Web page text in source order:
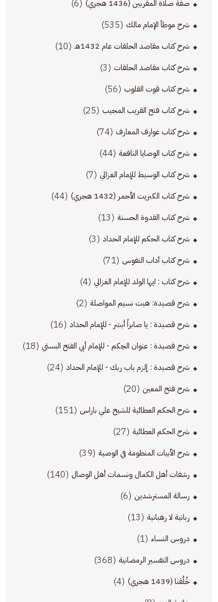
صفة صلاة المقربين (1436 هجري) (6)
شرح موطأ الإمام مالك (535)
شرح كتاب مقاصد الحلقات عام 1432هـ (10)
شرح كتاب مقاصد الحلقات (3)
شرح كتاب قوت القلوب (56)
شرح كتاب فتح القريب المجيب (25)
شرح كتاب عوارف المعارف (74)
شرح كتاب الوصايا النافعة (44)
شرح كتاب الوسيط للإمام الغزالي (7)
شرح كتاب الكبريت الأحمر (1432 هجري) (44)
شرح كتاب القدوة الحسنة (13)
شرح كتاب الحكم للإمام الحداد (3)
شرح كتاب آداب النفوس (71)
شرح كتاب : ايها الولد للإمام الغزالي (4)
شرح قصيدة: هبت نسيم المواصلة (2)
شرح قصيدة : يا صابراً أبشر - للإمام الحداد (16)
شرح قصيدة : عنوان الحِكم - للإمام أبي الفتح البستي (18)
شرح قصيدة : إلزم باب ربك - للإمام الحداد (24)
شرح فتح المعين (20)
شرح الحكم العطائية للشيخ علي باراس (151)
شرح الحكم العطائية (27)
شرح الأبيات المنظومة في الوصية (39)
رشفات أهل الكمال ونسمات أهل الوصال (140)
رسالة المسترشدين (6)
ربانية لا رهبانية (13)
دروس النساء (1)
دروس التفسير الرمضانية (368)
خُلُقنا (1439 هجري) (4)